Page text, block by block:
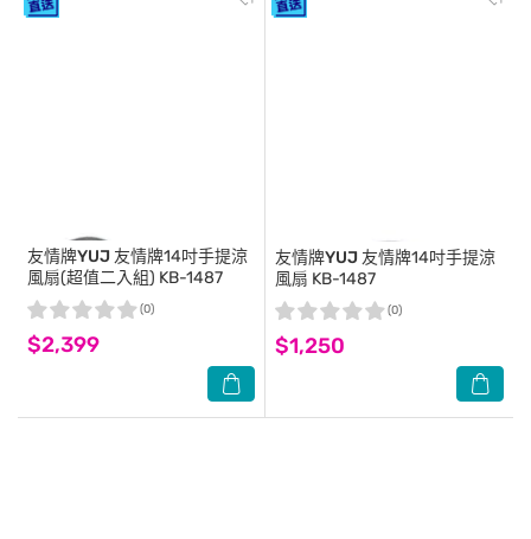
友情牌YUJ 友情牌14吋手提涼
風扇(超值二入組) KB-1487
$2,399
(0)
友情牌YUJ 友情牌14吋手提涼
風扇 KB-1487
$1,250
(0)